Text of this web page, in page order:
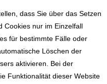
dass Sie über das Setzen
Cookies nur im Einzelfall
für bestimmte Fälle oder
Löschen der
aktivieren. Bei der
Funktionalität dieser Website